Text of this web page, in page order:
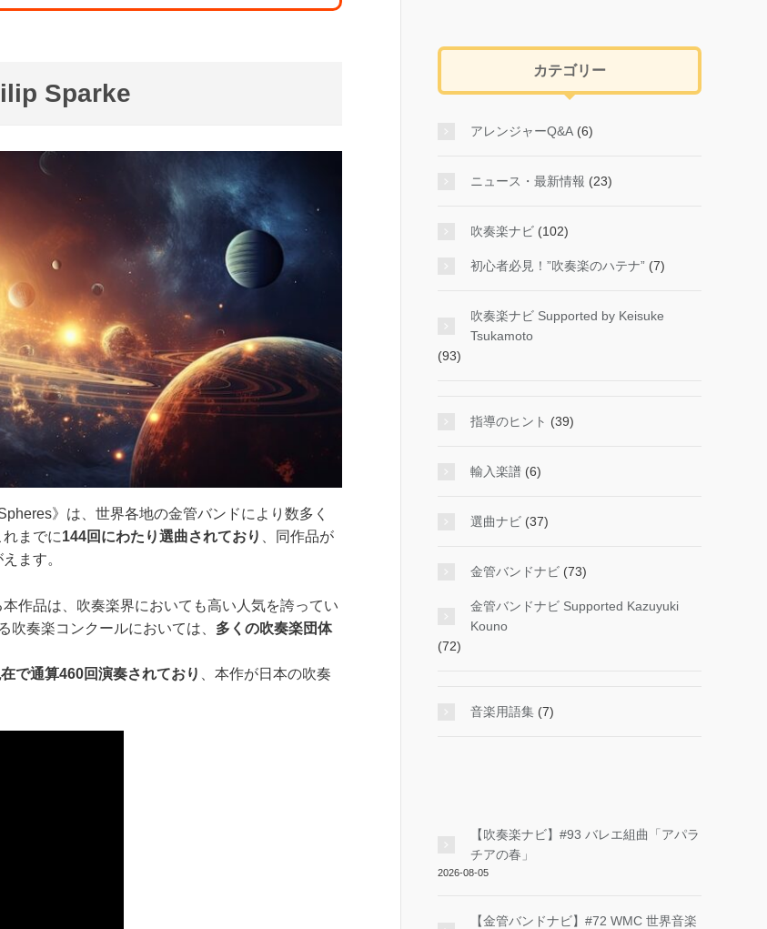
Sparke
》は、世界各地の金管バンドにより数多く
までに144回にわたり選曲されており
、同作品が
ます。
作品は、吹奏楽界においても高い人気を誇ってい
吹奏楽コンクールにおいては、 多くの吹奏楽団体
で通算460回演奏されており
、本作が日本の吹奏
カテゴリー
アレンジャーQ&A (6)
ニュース・最新情報 (23)
吹奏楽ナビ (102)
初心者必見！”吹奏楽のハテナ” (7)
吹奏楽ナビ Supported by Keisuke
Tsukamoto
(93)
指導のヒント (39)
輸入楽譜 (6)
選曲ナビ (37)
金管バンドナビ (73)
金管バンドナビ Supported Kazuyuki
Kouno
(72)
音楽用語集 (7)
【吹奏楽ナビ】#93 バレエ組曲「アパラ
チアの春」
2026-08-05
【金管バンドナビ】#72 WMC 世界音楽